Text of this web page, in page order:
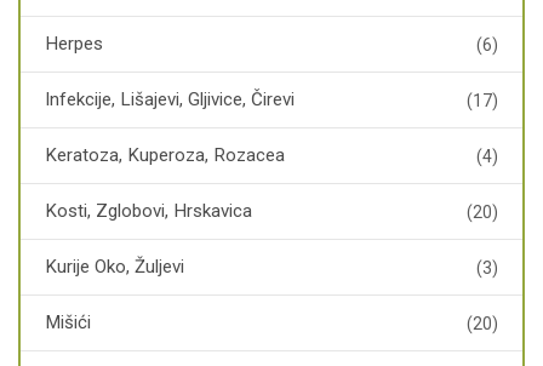
Herpes (6)
Infekcije, Lišajevi, Gljivice, Čirevi (17)
Keratoza, Kuperoza, Rozacea (4)
Kosti, Zglobovi, Hrskavica (20)
Kurije Oko, Žuljevi (3)
Mišići (20)